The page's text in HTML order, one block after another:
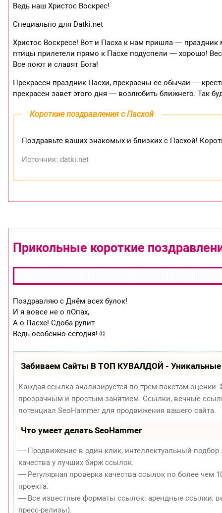
Ведь наш Христос Воскрес!
Специально для Datki.net
Христос Воскресе! Вот и Пасха к нам пришла —
птицы прилетели прямо к Пасхе подуспели — хорошо!
Все поют и славят Бога!
Прекрасен праздник Пасхи, прекрасны ее обычаи —
прекрасен завет этого дня — возлюбить ближнего. Так
Короткие поздравления с Пасхой
Поздравьте ваших знакомых и близких с Пасхой!
Источник: datki.net
Прикольные короткие
Поздравляю с Днём всех булок!
И я вовсе не о пОпах,
А о Пасхе! Сдоба рулит
Ведь особенно сегодня! ©
Забиваем Сайты В ТОП КУВАЛДОЙ - Уникальные
Каждая ссылка анализируется по трем пакетам оценки:
прозрачным и простым занятием. Ссылки, вечные
потенциал SeoHammer для продвижения вашего сайта.
Что умеет делать SeoHammer
— Продвижение в один клик, интеллектуальный
качества у лучших бирж ссылок.
— Регулярная проверка качества ссылок по более чем
проекта.
— Все известные форматы ссылок: арендные ссылки,
пресс-релизы).